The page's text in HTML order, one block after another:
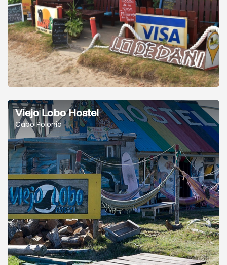
Viejo Lobo Hostel
Cabo Polonio